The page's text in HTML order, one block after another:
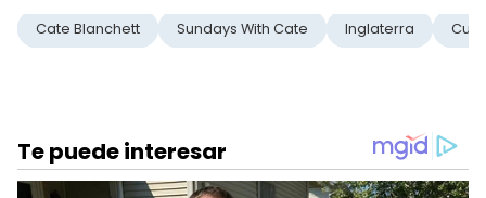
Cate Blanchett Sundays With Cate Inglaterra